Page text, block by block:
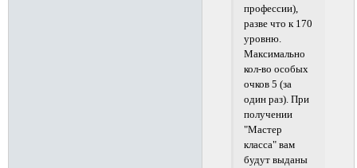
профессии),
разве что к 170
уровню.
Максимально
кол-во особых
очков 5 (за
один раз). При
получении
"Мастер
класса" вам
будут выданы